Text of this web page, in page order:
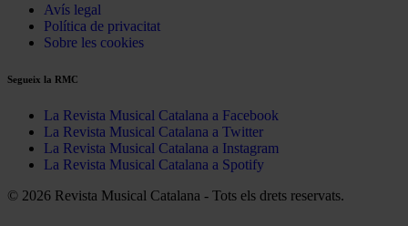
Avís legal
Política de privacitat
Sobre les cookies
Segueix la RMC
La Revista Musical Catalana a Facebook
La Revista Musical Catalana a Twitter
La Revista Musical Catalana a Instagram
La Revista Musical Catalana a Spotify
© 2026 Revista Musical Catalana - Tots els drets reservats.